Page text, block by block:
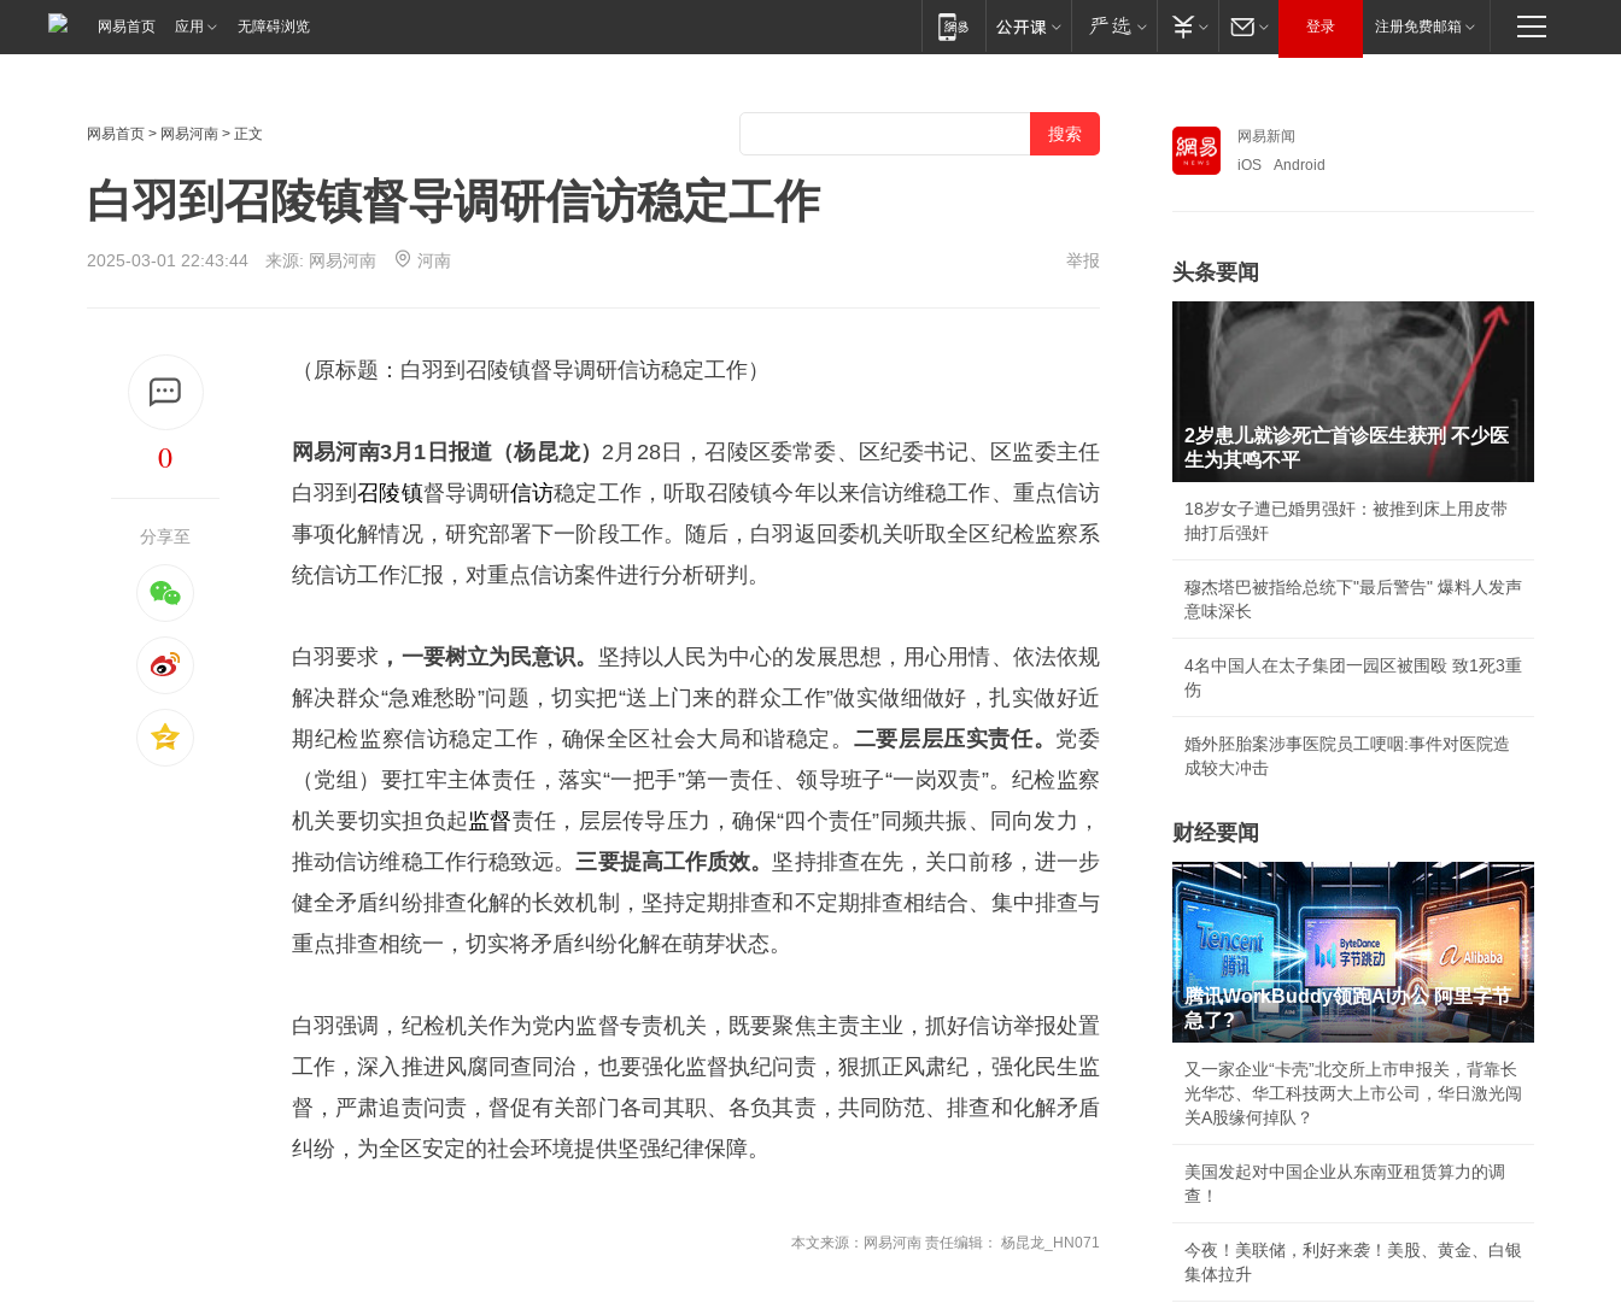
网易首页 应用 无障碍浏览 登录 注册免费邮箱
网易首页 > 网易河南 > 正文
白羽到召陵镇督导调研信访稳定工作
2025-03-01 22:43:44 来源: 网易河南 河南 举报
0
分享至
（原标题：白羽到召陵镇督导调研信访稳定工作）
网易河南3月1日报道（杨昆龙） 2月28日，召陵区委常委、区纪委书记、区监委主任
白羽到召陵镇督导调研信访稳定工作，听取召陵镇今年以来信访维稳工作、重点信访
事项化解情况，研究部署下一阶段工作。随后，白羽返回委机关听取全区纪检监察系
统信访工作汇报，对重点信访案件进行分析研判。
白羽要求 ， 一要树立为民意识。 坚持以人民为中心的发展思想，用心用情、依法依规
解决群众“急难愁盼”问题，切实把“送上门来的群众工作”做实做细做好，扎实做好近
期纪检监察信访稳定工作，确保全区社会大局和谐稳定。 二要层层压实责任。 党委
（党组）要扛牢主体责任，落实“一把手”第一责任、领导班子“一岗双责”。纪检监察
机关要切实担负起 监督责任，层层传导压力，确保“四个责任”同频共振、同向发力，
推动信访维稳工作行稳致远。三要提高工作质效。 坚持排查在先，关口前移，进一步
健全矛盾纠纷排查化解的长效机制，坚持定期排查和不定期排查相结合、集中排查与
重点排查相统一，切实将矛盾纠纷化解在萌芽状态。
白羽强调，纪检机关作为党内监督专责机关，既要聚焦主责主业，抓好信访举报处置
工作，深入推进风腐同查同治，也要强化监督执纪问责，狠抓正风肃纪，强化民生监
督，严肃追责问责，督促有关部门各司其职、各负其责，共同防范、排查和化解矛盾
纠纷，为全区安定的社会环境提供坚强纪律保障。
本文来源：网易河南 责任编辑： 杨昆龙_HN071
网易新闻
iOS
Android
头条要闻
2岁患儿就诊死亡首诊医生获刑 不少医
生为其鸣不平
18岁女子遭已婚男强奸：被推到床上用皮带
抽打后强奸
穆杰塔巴被指给总统下"最后警告" 爆料人发声
意味深长
4名中国人在太子集团一园区被围殴 致1死3重
伤
婚外胚胎案涉事医院员工哽咽:事件对医院造
成较大冲击
财经要闻
腾讯WorkBuddy领跑AI办公 阿里字节
急了?
又一家企业“卡壳”北交所上市申报关，背靠长
光华芯、华工科技两大上市公司，华日激光闯
关A股缘何掉队？
美国发起对中国企业从东南亚租赁算力的调
查！
今夜！美联储，利好来袭！美股、黄金、白银
集体拉升